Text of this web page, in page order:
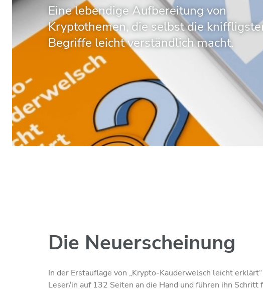
Eine lebendige Aufbereitung von
Kryptothemen, die selbst die
Begriffe leicht verständlich macht.
Die Neuerscheinung
In der Erstauflage von „Krypto-Kauderwelsch leicht
Leser/in auf 132 Seiten an die Hand und führen ihn Schritt